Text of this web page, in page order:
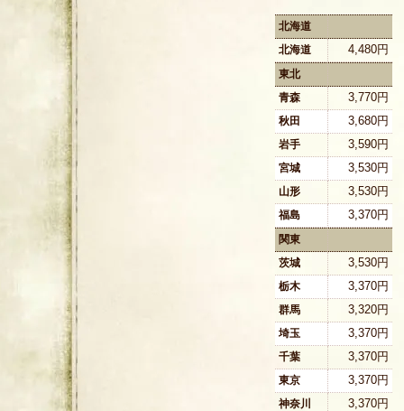
北海道
北海道
4,480円
東北
青森
3,770円
秋田 3,680円
岩手 3,590円
宮城 3,530円
山形 3,530円
福島 3,370円
関東
茨城
3,530円
栃木 3,370円
群馬 3,320円
埼玉 3,370円
千葉 3,370円
東京 3,370円
神奈川 3,370円